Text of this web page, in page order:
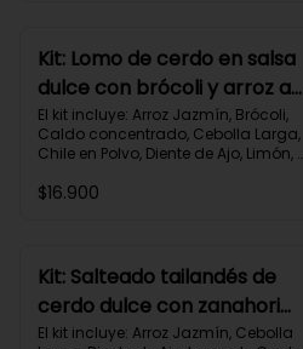
Kit: Lomo de cerdo en salsa
dulce con brócoli y arroz al
chile-91
El kit incluye: Arroz Jazmín, Brócoli,
Caldo concentrado, Cebolla Larga,
Chile en Polvo, Diente de Ajo, Limón,
Mantequilla, Mermelada Roja,
Proteínas 31g
$16.900
Kit: Salteado tailandés de
cerdo dulce con zanahorias
y arroz-141
El kit incluye: Arroz Jazmín, Cebolla